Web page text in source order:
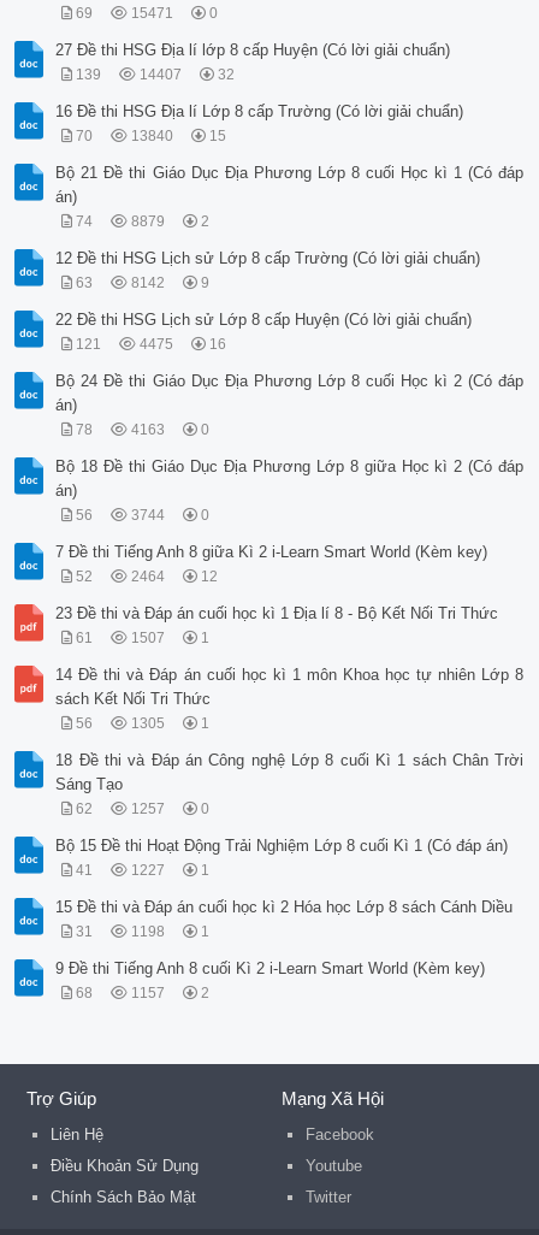
69 15471 0
27 Đề thi HSG Địa lí lớp 8 cấp Huyện (Có lời giải chuẩn)
139 14407 32
16 Đề thi HSG Địa lí Lớp 8 cấp Trường (Có lời giải chuẩn)
70 13840 15
Bộ 21 Đề thi Giáo Dục Địa Phương Lớp 8 cuối Học kì 1 (Có đáp
án)
74 8879 2
12 Đề thi HSG Lịch sử Lớp 8 cấp Trường (Có lời giải chuẩn)
63 8142 9
22 Đề thi HSG Lịch sử Lớp 8 cấp Huyện (Có lời giải chuẩn)
121 4475 16
Bộ 24 Đề thi Giáo Dục Địa Phương Lớp 8 cuối Học kì 2 (Có đáp
án)
78 4163 0
Bộ 18 Đề thi Giáo Dục Địa Phương Lớp 8 giữa Học kì 2 (Có đáp
án)
56 3744 0
7 Đề thi Tiếng Anh 8 giữa Kì 2 i-Learn Smart World (Kèm key)
52 2464 12
23 Đề thi và Đáp án cuối học kì 1 Địa lí 8 - Bộ Kết Nối Tri Thức
61 1507 1
14 Đề thi và Đáp án cuối học kì 1 môn Khoa học tự nhiên Lớp 8
sách Kết Nối Tri Thức
56 1305 1
18 Đề thi và Đáp án Công nghệ Lớp 8 cuối Kì 1 sách Chân Trời
Sáng Tạo
62 1257 0
Bộ 15 Đề thi Hoạt Động Trải Nghiệm Lớp 8 cuối Kì 1 (Có đáp án)
41 1227 1
15 Đề thi và Đáp án cuối học kì 2 Hóa học Lớp 8 sách Cánh Diều
31 1198 1
9 Đề thi Tiếng Anh 8 cuối Kì 2 i-Learn Smart World (Kèm key)
68 1157 2
Trợ Giúp
Liên Hệ
Điều Khoản Sử Dụng
Chính Sách Bảo Mật
Mạng Xã Hội
Facebook
Youtube
Twitter